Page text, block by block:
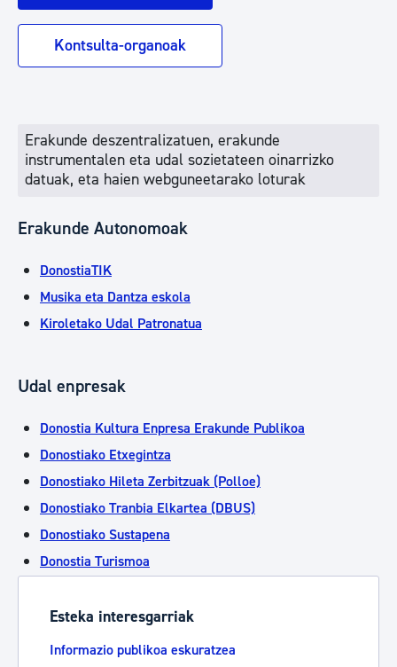
Kontsulta-organoak
Erakunde deszentralizatuen, erakunde
instrumentalen eta udal sozietateen oinarrizko
datuak, eta haien webguneetarako loturak
Erakunde Autonomoak
DonostiaTIK
Musika eta Dantza eskola
Kiroletako Udal Patronatua
Udal enpresak
Donostia Kultura Enpresa Erakunde Publikoa
Donostiako Etxegintza
Donostiako Hileta Zerbitzuak (Polloe)
Donostiako Tranbia Elkartea (DBUS)
Donostiako Sustapena
Donostia Turismoa
Esteka interesgarriak
Informazio publikoa eskuratzea